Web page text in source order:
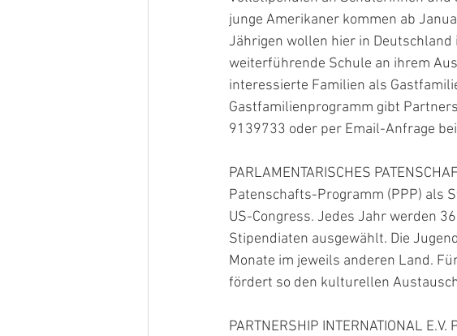
junge Amerikaner kommen ab
Jährigen wollen hier in
weiterführende Schule an ihrem
interessierte Familien als
Gastfamilienprogramm gibt
9139733 oder per Email-Anfrage bei
PARLAMENTARISCHES
Patenschafts-Programm (PPP) als
US-Congress. Jedes Jahr werden
Stipendiaten ausgewählt. Die
Monate im jeweils anderen Land.
fördert so den kulturellen
PARTNERSHIP INTERNATIONAL